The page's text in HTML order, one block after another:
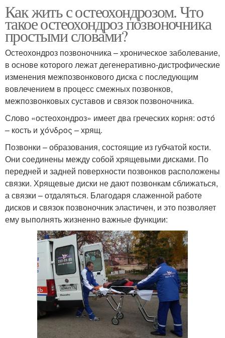
Как жить с остеохондрозом. Что
такое остеохондроз позвоночника
простыми словами?
Остеохондроз позвоночника – хроническое заболевание,
в основе которого лежат дегенеративно-дистрофические
изменения межпозвонкового диска с последующим
вовлечением в процесс смежных позвонков,
межпозвонковых суставов и связок позвоночника.
Слово «остеохондроз» имеет два греческих корня: οστό
– кость и χόνδρος – хрящ.
Позвонки – образования, состоящие из губчатой кости.
Они соединены между собой хрящевыми дисками. По
передней и задней поверхности позвонков расположены
связки. Хрящевые диски не дают позвонкам сближаться,
а связки – отдаляться. Благодаря слаженной работе
дисков и связок позвоночник эластичен, и это позволяет
ему выполнять жизненно важные функции: